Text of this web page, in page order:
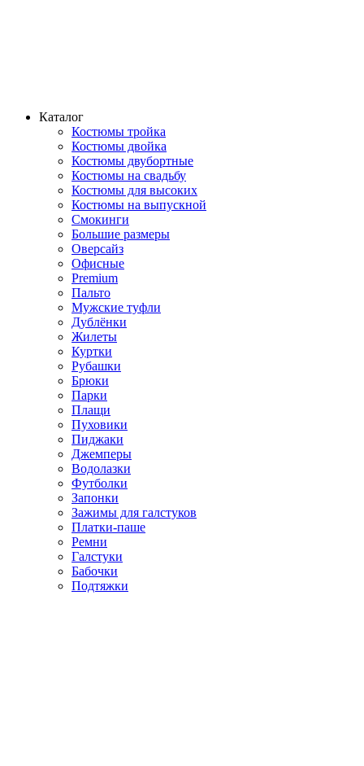
Каталог
Костюмы тройка
Костюмы двойка
Костюмы двубортные
Костюмы на свадьбу
Костюмы для высоких
Костюмы на выпускной
Смокинги
Большие размеры
Оверсайз
Офисные
Premium
Пальто
Мужские туфли
Дублёнки
Жилеты
Куртки
Рубашки
Брюки
Парки
Плащи
Пуховики
Пиджаки
Джемперы
Водолазки
Футболки
Запонки
Зажимы для галстуков
Платки-паше
Ремни
Галстуки
Бабочки
Подтяжки